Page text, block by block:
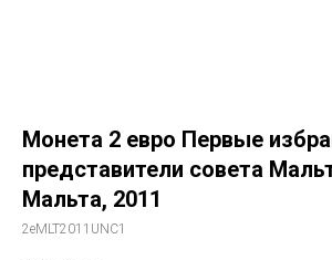
Монета 2 евро Первые
представители совета
Мальта, 2011
2eMLT2011UNC1